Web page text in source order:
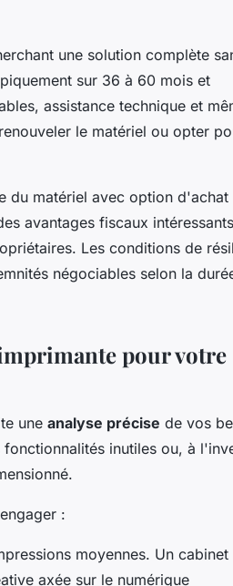
une solution complète
sur 36 à 60 mois et
assistance technique et
le matériel ou opter
du matériel avec option d'achat
avantages fiscaux
Les conditions de
négociables selon la
pour votre
une analyse précise de vos
inutiles ou, à
:
moyennes. Un cabinet
axée sur le numérique